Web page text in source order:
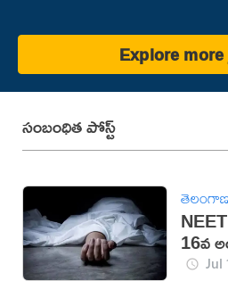
Explore
సంబంధిత పోస్ట్
16వ
Jul